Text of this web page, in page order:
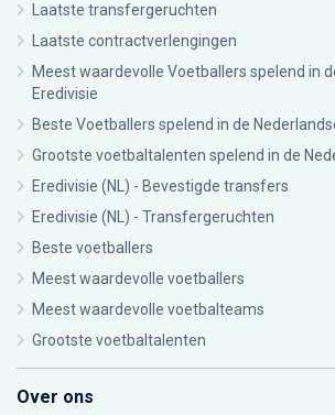
Laatste transfergeruchten
Laatste contractverlengingen
Meest waardevolle Voetballers spelend in
Eredivisie
Beste Voetballers spelend in de
Grootste voetbaltalenten spelend in de
Eredivisie (NL) - Bevestigde transfers
Eredivisie (NL) - Transfergeruchten
Beste voetballers
Meest waardevolle voetballers
Meest waardevolle voetbalteams
Grootste voetbaltalenten
Over ons